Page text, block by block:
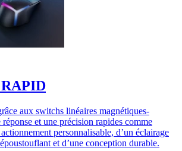
aux switchs linéaires magnétiques-
et une précision rapides comme
personnalisable, d’un éclairage
et d’une conception durable.